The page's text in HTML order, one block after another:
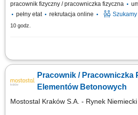
pracownik fizyczny / pracowniczka fizyczna
pełny etat
rekrutacja online
10 godz.
Zakres obowiązków Czyszczenie szalunku po
przy betonowaniu - wibrowanie, ściągnięcie
Pracownik / Pracowniczka
Elementów Betonowych
Mostostal Kraków S.A. - Rynek Niemiecki